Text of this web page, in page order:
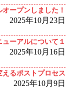
ープンしました！
2025年10月23日
ーアルについて１
2025年10月16日
えるポストプロセス
2025年10月9日